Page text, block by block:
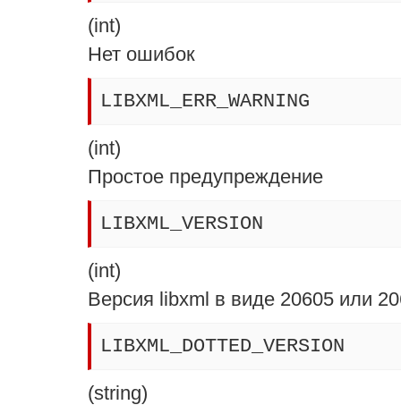
(int)
Нет ошибок
LIBXML_ERR_WARNING
(int)
Простое предупреждение
LIBXML_VERSION
(int)
Версия libxml в виде 20605 или
LIBXML_DOTTED_VERSION
(string)